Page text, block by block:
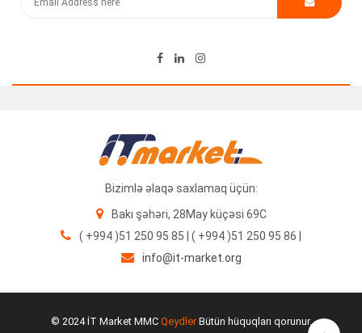
10.00₼
Bizimlə əlaqə saxlamaq üçün:
Bakı şəhəri, 28May küçəsi 69C
( +994 )51 250 95 85 | ( +994 )51 250 95 86 |
info@it-market.org
© 2024 İT Market MMC QeydlerBütün hüquqları qorunur.